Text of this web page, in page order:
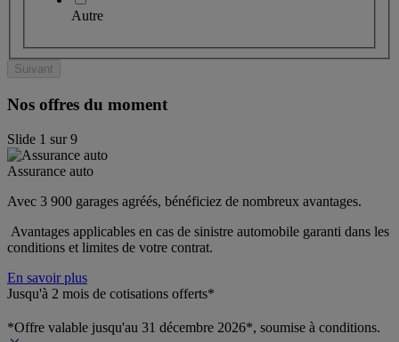
Autre
Suivant
Nos offres du moment
Slide 1 sur9
Assurance auto
Avec 3 900 garages agréés, bénéficiez de nombreux avantages.
Avantages applicables en cas de sinistre automobile garanti dans les
conditions et limites de votre contrat.
En savoir plus
Jusqu'à 2 mois de cotisations offerts*
*Offre valable jusqu'au 31 décembre 2026*, soumise à conditions.